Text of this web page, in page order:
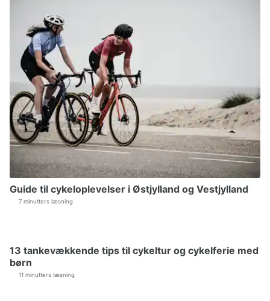
Guide til cykeloplevelser i Østjylland og Vestjylland
7 minutters læsning
13 tankevækkende tips til cykeltur og cykelferie med
børn
11 minutters læsning